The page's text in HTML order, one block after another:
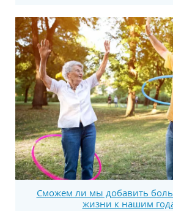
Сможем ли мы добавить
жизни к нашим